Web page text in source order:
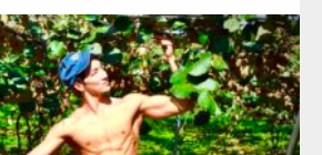
Update:2023.02.11
家のマッチョ その他 ONIKKY(デカいよ)